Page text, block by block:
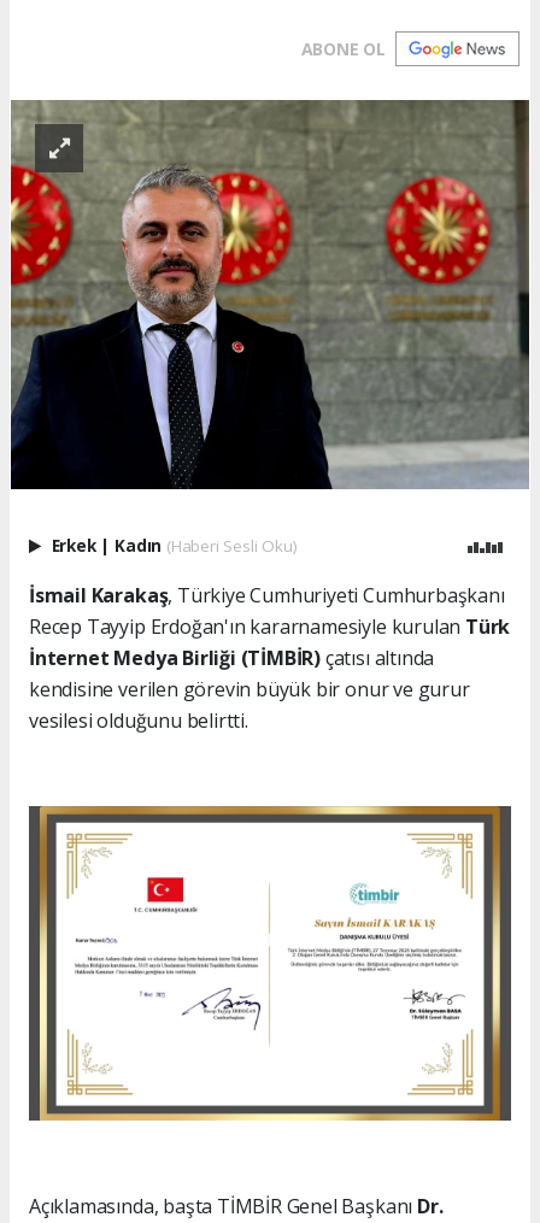
ABONE OL
Erkek | Kadın (Haberi Sesli Oku)
İsmail Karakaş, Türkiye Cumhuriyeti Cumhurbaşkanı
Recep Tayyip Erdoğan'ın kararnamesiyle kurulan Türk
İnternet Medya Birliği (TİMBİR)çatısı altında
kendisine verilen görevin büyük bir onur ve gurur
vesilesi olduğunu belirtti.
Açıklamasında, başta TİMBİR Genel Başkanı Dr.